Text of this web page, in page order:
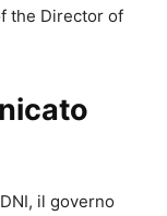
the Director of
il governo